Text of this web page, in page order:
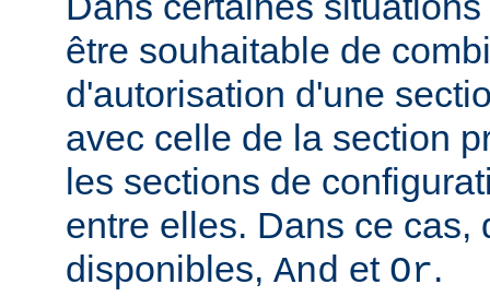
être souhaitable de
d'autorisation d'une
avec celle de la section
les sections de
entre elles. Dans ce cas,
disponibles, And et Or.